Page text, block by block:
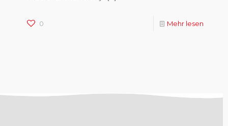
0 Mehr lesen